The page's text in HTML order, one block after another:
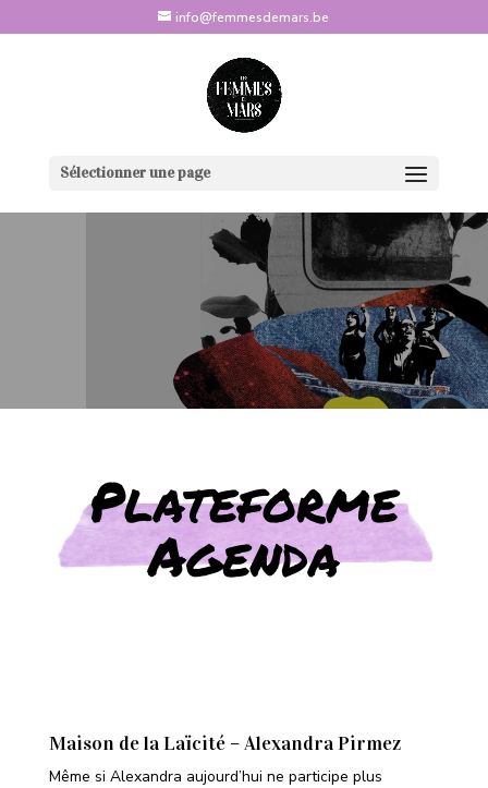
info@femmesdemars.be
Sélectionner une page
Plateforme
Agenda
Maison de la Laïcité – Alexandra Pirmez
Même si Alexandra aujourd’hui ne participe plus